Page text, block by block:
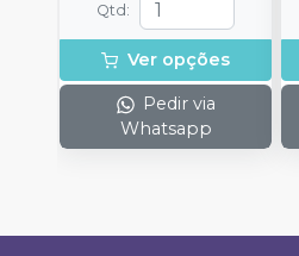
Qtd :
Ver opções
Pedir via
Whatsapp